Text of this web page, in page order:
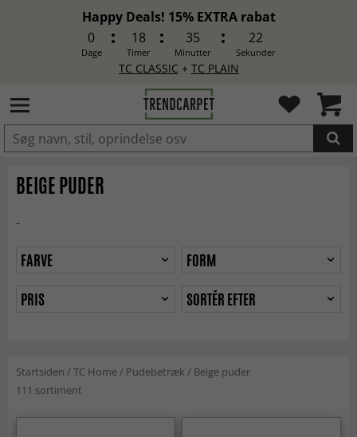
Happy Deals! 15% EXTRA rabat
0
Dage
18
Timer
35
Minutter
20
Sekunder
TC CLASSIC + TC PLAIN
BEIGE PUDER
-
FARVE
FORM
PRIS
SORTÉR EFTER
Startsiden /TC Home/ Pudebetræk / Beige puder
111 sortiment